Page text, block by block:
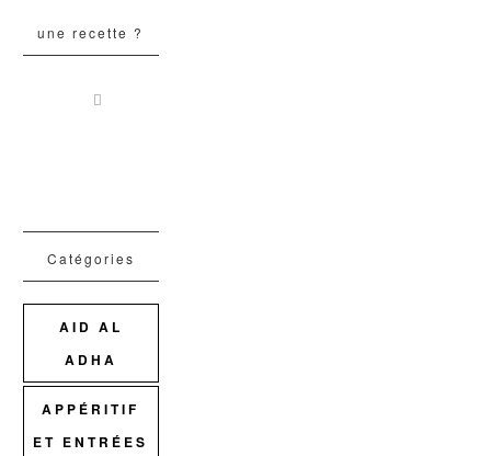
une recette ?
Catégories
AID AL
ADHA
APPÉRITIF
ET ENTRÉES